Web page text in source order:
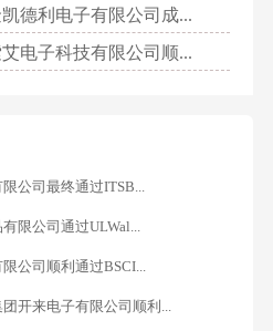
德利电子有限公司成...
电子科技有限公司顺...
公司最终通过ITSB...
限公司通过ULWal...
公司顺利通过BSCI...
开来电子有限公司顺利...